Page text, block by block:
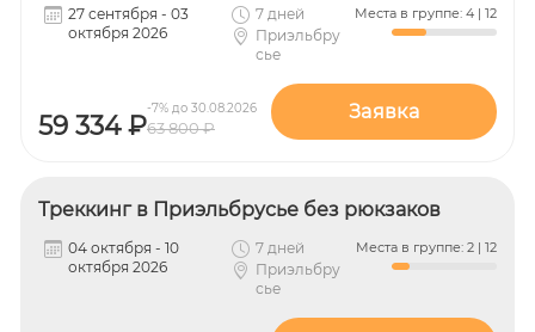
27 сентября - 03
октября 2026
7 дней
Приэльбру
сье
Места в группе: 4 | 12
59 334 ₽
-7% до 30.08.2026
63 800 ₽
Заявка
Треккинг в Приэльбрусье без рюкзаков
04 октября - 10
октября 2026
7 дней
Приэльбру
сье
Места в группе: 2 | 12